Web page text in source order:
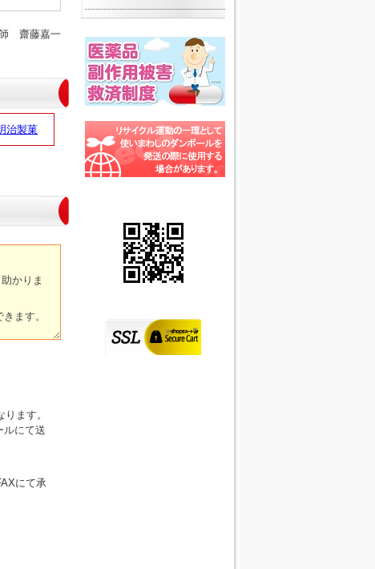
師 齋藤嘉一
治製菓
ます。
ルにて送
にて承